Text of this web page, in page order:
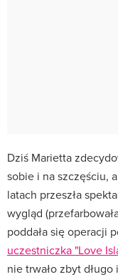
Dziś Marietta
sobie i na szczęściu,
latach przeszła
wygląd
poddała się operacji
uczestniczka "Love
nie trwało zbyt długo